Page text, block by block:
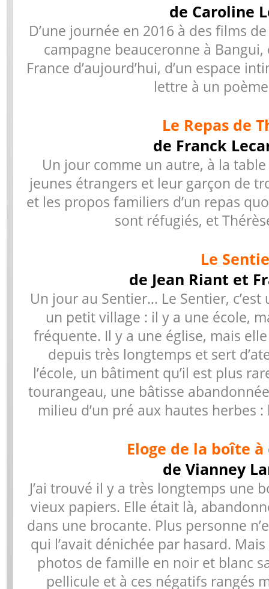
de Caroline
D’une journée en 2016 à des films
campagne beauceronne à
France d’aujourd’hui, d’un espace
lettre à un
Le Repas de
de Franck
Un jour comme un autre, à la
jeunes étrangers et leur garçon de
et les propos familiers d’un repas
sont réfugiés, et
Le
de Jean Riant et
Un jour au Sentier… Le Sentier,
un petit village : il y a une école,
fréquente. Il y a une église, mais
depuis très longtemps et sert
l’école, un bâtiment qu’il est plus
tourangeau, une bâtisse
milieu d’un pré aux hautes herbes
Eloge de la boîte à
de Vianney
J’ai trouvé il y a très longtemps une
vieux papiers. Elle était là,
dans une brocante. Plus personne
qui l’avait dénichée par hasard.
photos de famille en noir et blanc
pellicule et à ces négatifs rangés